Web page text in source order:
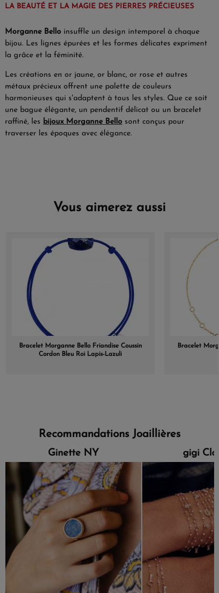
LA BEAUTÉ ET LA MAGIE DES PIERRES PRÉCIEUSES
Morganne Bello insuffle un design intemporel à chaque
bijou. Les lignes épurées et les formes délicates expriment
la grâce et la féminité.
Les créations en or jaune, or blanc, or rose et autres
métaux précieux offrent une palette de couleurs
harmonieuses qui s'adaptent à tous les styles. Que ce soit
une bague élégante, un pendentif délicat ou un bracelet
raffiné, les bijoux Morganne Bello sont conçus pour
traverser les époques avec élégance.
Vous aimerez aussi
Bracelet Morganne Bello Friandise Coussin
Cordon Bleu Roi Lapis-Lazuli
Bracelet
Recommandations Joaillières
Ginette NY gigi